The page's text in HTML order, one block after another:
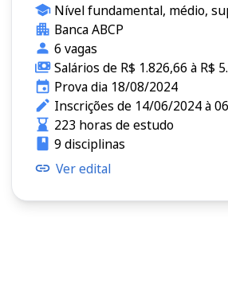
Nível fundamental, médio,
Banca ABCP
6 vagas
Salários de R$ 1.826,66 à R$
Prova dia 18/08/2024
Inscrições de 14/06/2024 à
223 horas de estudo
9 disciplinas
Ver edital